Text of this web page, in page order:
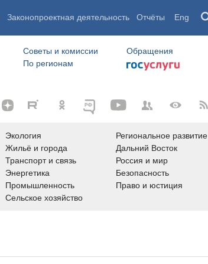
Законопроектная деятельность Отчёты Eng
Советы и комиссии
По регионам
Обращения
Экология
Жильё и города
Транспорт и связь
Энергетика
Промышленность
Сельское хозяйство
Региональное развитие
Дальний Восток
Россия и мир
Безопасность
Право и юстиция